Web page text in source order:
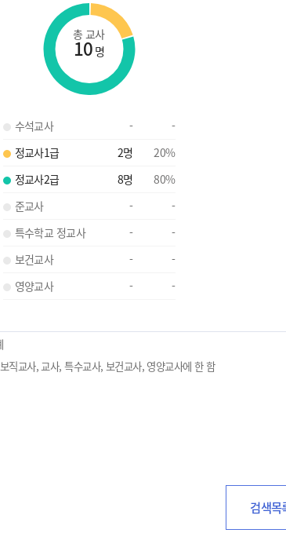
총 교사
10 명
수석교사 -
-
정교사1급
2명 20%
정교사2급
8명 80%
준교사
-
-
특수학교 정교사
-
-
보건교사
-
-
영양교사
- -
직교사, 교사, 특수교사, 보건교사, 영양교사에 한 함
검색목